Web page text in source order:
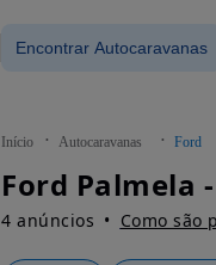
Encontrar Autocaravanas
Início Autocaravanas Ford
Ford Palmela
4 anúncios Como são